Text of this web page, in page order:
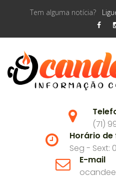
Tem alguma notícia?
(71)
Horário
Seg - Sext:
E-mail